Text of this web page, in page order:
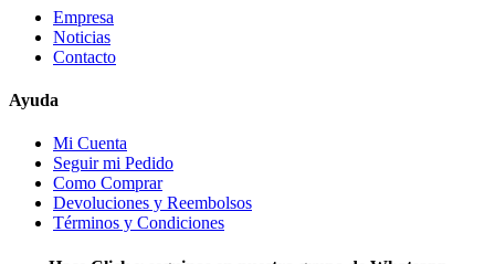
Empresa
Noticias
Contacto
Ayuda
Mi Cuenta
Seguir mi Pedido
Como Comprar
Devoluciones y Reembolsos
Términos y Condiciones